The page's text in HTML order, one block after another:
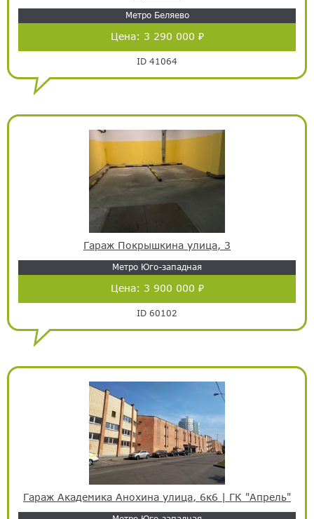
Метро Беляево
Цена: 3 290 000 ₽
ID 41064
Гараж Покрышкина улица, 3
Метро Юго-западная
Цена: 3 900 000 ₽
ID 60102
Гараж Академика Анохина улица, 6к6 | ГК "Апрель"